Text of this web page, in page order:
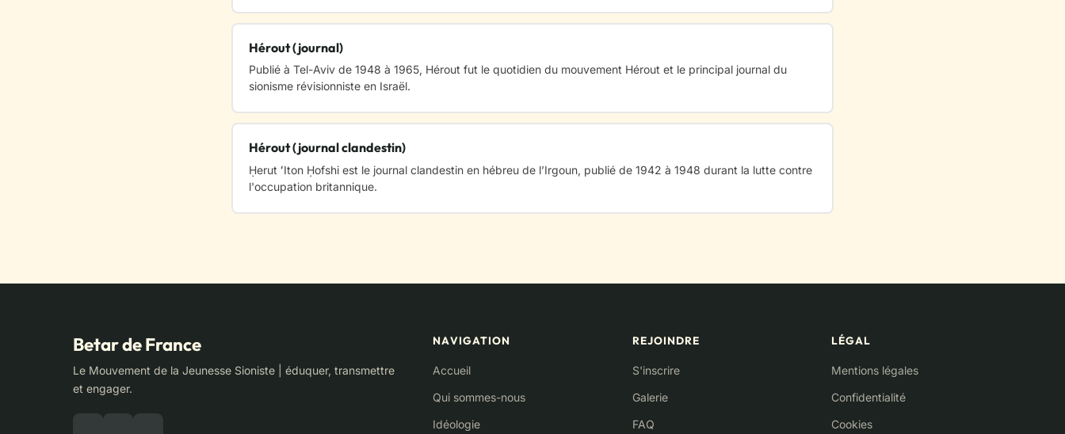
Hérout (journal)
Publié à Tel-Aviv de 1948 à 1965, Hérout fut le quotidien du mouvement Hérout et le principal journal du
sionisme révisionniste en Israël.
Hérout (journal clandestin)
Ḥerut ʻIton Ḥofshi est le journal clandestin en hébreu de l’Irgoun, publié de 1942 à 1948 durant la lutte contre
l'occupation britannique.
Betar de France
Le Mouvement de la Jeunesse Sioniste | éduquer, transmettre
et engager.
NAVIGATION
Accueil
Qui sommes-nous
Idéologie
REJOINDRE
S'inscrire
Galerie
FAQ
LÉGAL
Mentions légales
Confidentialité
Cookies